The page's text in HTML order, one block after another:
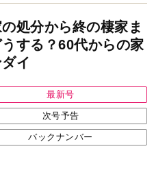
処分から終の棲家ま
する？60代からの家
イ
最新号
次号予告
バックナンバー